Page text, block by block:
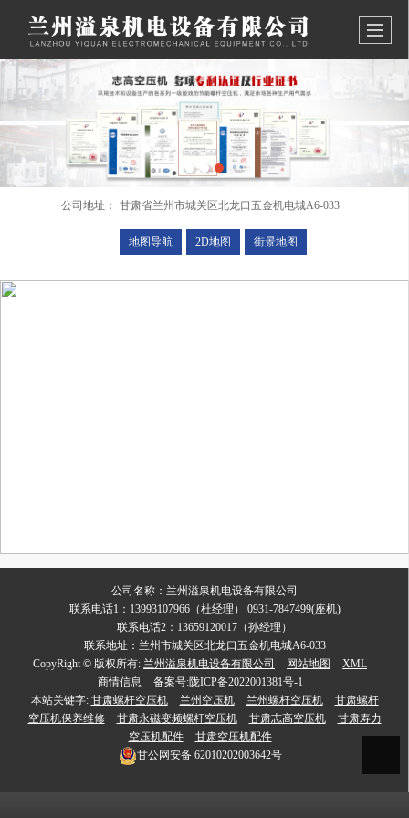
公司地址： 甘肃省兰州市城关区北龙口五金机电城A6-033
地图导航 2D地图 街景地图
公司名称：兰州溢泉机电设备有限公司
联系电话1：13993107966（杜经理） 0931-7847499(座机)
联系电话2：13659120017（孙经理）
联系地址：兰州市城关区北龙口五金机电城A6-033
CopyRight © 版权所有: 兰州溢泉机电设备有限公司 网站地图
XML
商情信息
备案号:陇ICP备2022001381号-1
本站关键字: 甘肃螺杆空压机 兰州空压机 兰州螺杆空压机
甘肃螺杆
空压机保养维修
甘肃永磁变频螺杆空压机 甘肃志高空压机
甘肃寿力
空压机配件
甘肃空压机配件
甘公网安备62010202003642号